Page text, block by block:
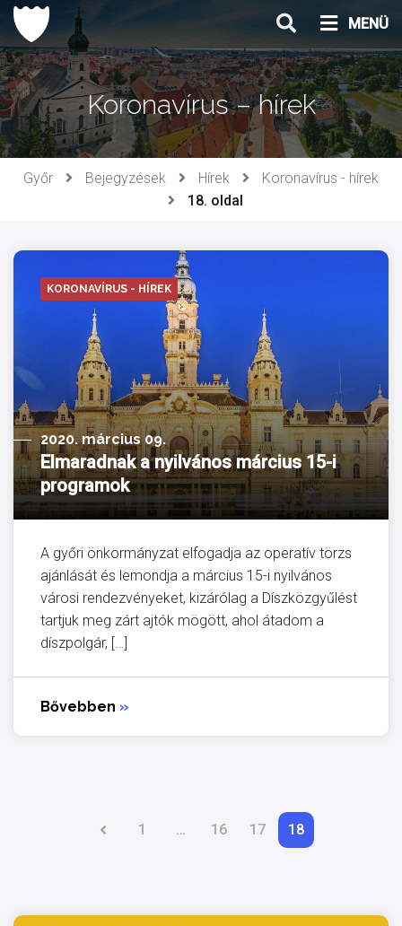
Ugrás
tartalomhoz
MENÜ
Koronavírus – hírek
Győr Bejegyzések Hírek
Koronavírus - hírek
18. oldal
KORONAVÍRUS - HÍREK
2020. március 09.
Elmaradnak a nyilvános március 15-i
programok
A győri önkormányzat elfogadja az operatív törzs
ajánlását és lemondja a március 15-i nyilvános
városi rendezvényeket, kizárólag a Díszközgyűlést
tartjuk meg zárt ajtók mögött, ahol átadom a
díszpolgár, […]
Bővebben »
1 … 16 17 18